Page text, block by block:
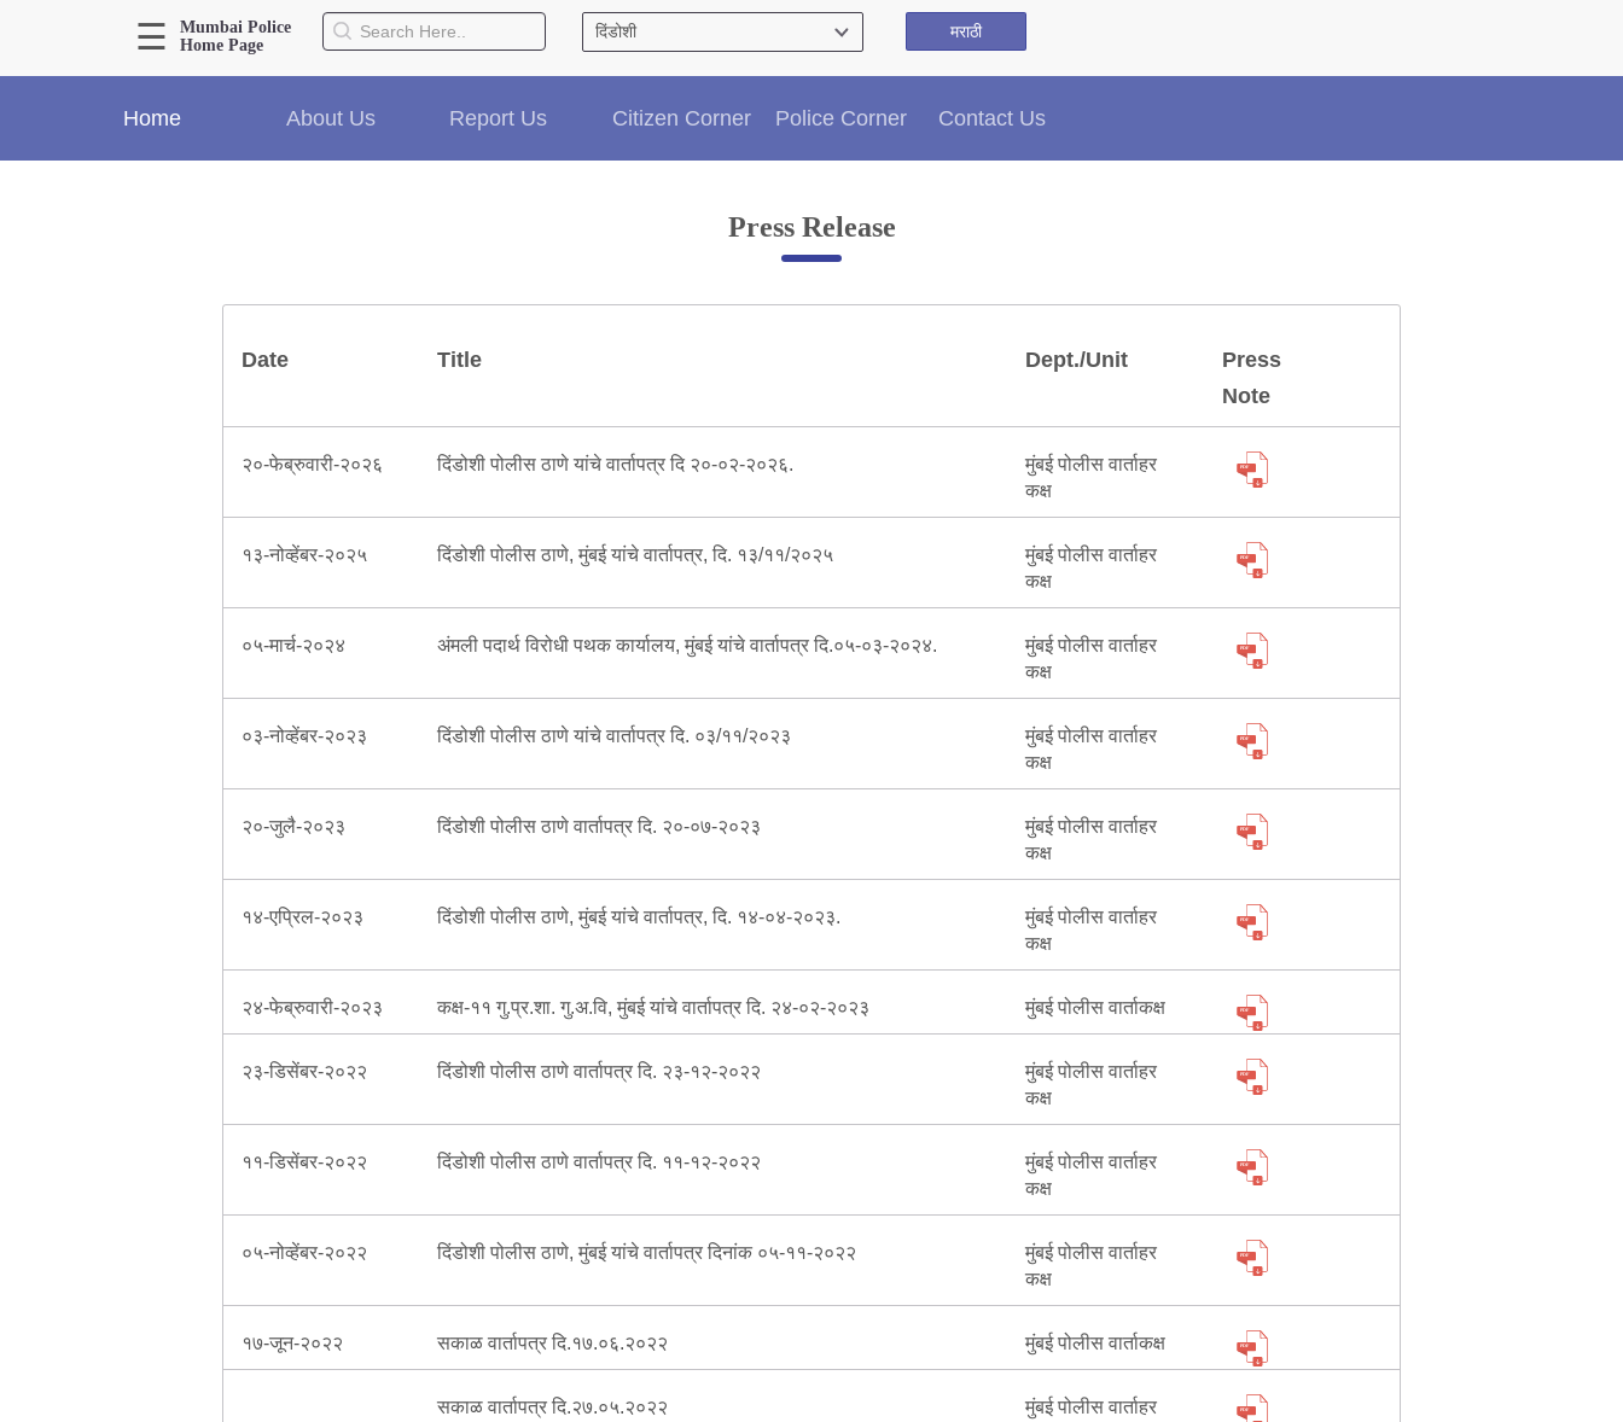
Home About Us Report Us Citizen Corner Police Corner Contact Us
☰
Mumbai Police
Home Page
मराठी
×
About Us
Home
Mumbai Police Map
Report Us
Tenant Information
Citizen′s Corner
Police Clearance Services
Right To Information
Passport Status
Useful websites
Safety Tips
DCP Visits
Tenders
FAQ
Police Corner
Police Foundation
Miscellaneous
Good Work
Mob Violence
Contact Us
Police Station Incharge
Divisional ACP′s
Senior Police Officers
Emergency Contacts
Press Release
Date Title Dept./Unit
Press
Note
२०-फेब्रुवारी-२०२६ दिंडोशी पोलीस ठाणे यांचे वार्तापत्र दि २०-०२-२०२६.
मुंबई पोलीस वार्ताहर
कक्ष
१३-नोव्हेंबर-२०२५ दिंडोशी पोलीस ठाणे, मुंबई यांचे वार्तापत्र, दि. १३/११/२०२५
मुंबई पोलीस वार्ताहर
कक्ष
०५-मार्च-२०२४ अंमली पदार्थ विरोधी पथक कार्यालय, मुंबई यांचे वार्तापत्र दि.०५-०३-२०२४.
मुंबई पोलीस वार्ताहर
कक्ष
०३-नोव्हेंबर-२०२३ दिंडोशी पोलीस ठाणे यांचे वार्तापत्र दि. ०३/११/२०२३
मुंबई पोलीस वार्ताहर
कक्ष
२०-जुलै-२०२३ दिंडोशी पोलीस ठाणे वार्तापत्र दि. २०-०७-२०२३
मुंबई पोलीस वार्ताहर
कक्ष
१४-एप्रिल-२०२३ दिंडोशी पोलीस ठाणे, मुंबई यांचे वार्तापत्र, दि. १४-०४-२०२३.
मुंबई पोलीस वार्ताहर
कक्ष
२४-फेब्रुवारी-२०२३ कक्ष-११ गु.प्र.शा. गु.अ.वि, मुंबई यांचे वार्तापत्र दि. २४-०२-२०२३ मुंबई पोलीस वार्ताकक्ष
२३-डिसेंबर-२०२२ दिंडोशी पोलीस ठाणे वार्तापत्र दि. २३-१२-२०२२
मुंबई पोलीस वार्ताहर
कक्ष
११-डिसेंबर-२०२२ दिंडोशी पोलीस ठाणे वार्तापत्र दि. ११-१२-२०२२
मुंबई पोलीस वार्ताहर
कक्ष
०५-नोव्हेंबर-२०२२ दिंडोशी पोलीस ठाणे, मुंबई यांचे वार्तापत्र दिनांक ०५-११-२०२२
मुंबई पोलीस वार्ताहर
कक्ष
१७-जून-२०२२ सकाळ वार्तापत्र दि.१७.०६.२०२२ मुंबई पोलीस वार्ताकक्ष
सकाळ वार्तापत्र दि.२७.०५.२०२२
मुंबई पोलीस वार्ताहर